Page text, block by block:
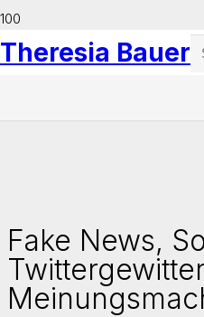
Theresia Bauer
Fake News,